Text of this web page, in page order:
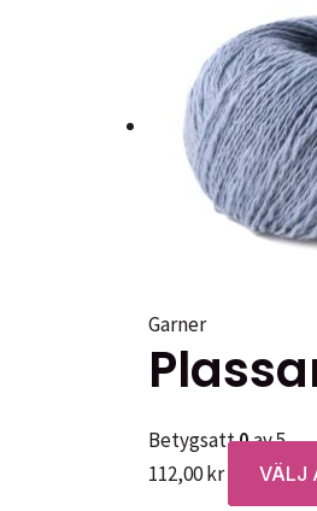
Garner
Betygsatt0av 5
112,00kr VÄLJ